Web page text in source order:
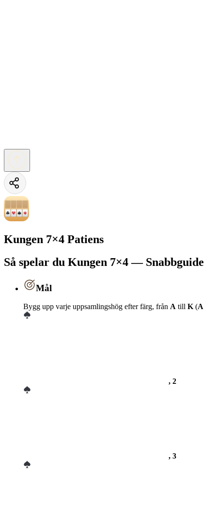
Kungen 7×4 Patiens
Så spelar du Kungen 7×4 — Snabbguide
Mål
Bygg upp varje uppsamlingshög efter färg, från A till K(A
, 2
, 3